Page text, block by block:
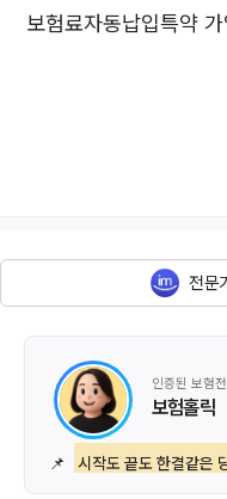
보험료자동납입특약 가
전문
인증된 보험
보험홀릭
📌 시작도 끝도 한결같은